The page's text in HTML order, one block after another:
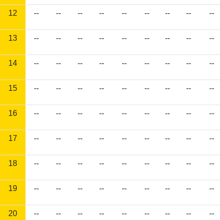
12 -- -- -- -- -- -- -- -- --
13 -- -- -- -- -- -- -- -- --
14 -- -- -- -- -- -- -- -- --
15 -- -- -- -- -- -- -- -- --
16 -- -- -- -- -- -- -- -- --
17 -- -- -- -- -- -- -- -- --
18 -- -- -- -- -- -- -- -- --
19 -- -- -- -- -- -- -- -- --
20 -- -- -- -- -- -- -- -- --